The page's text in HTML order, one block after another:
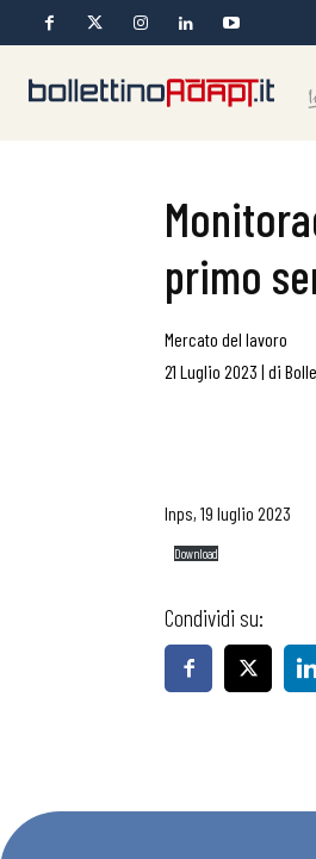
primo
Mercato del lavoro
21 Luglio 2023 | di
Inps, 19 luglio 2023
Download
Condividi su: